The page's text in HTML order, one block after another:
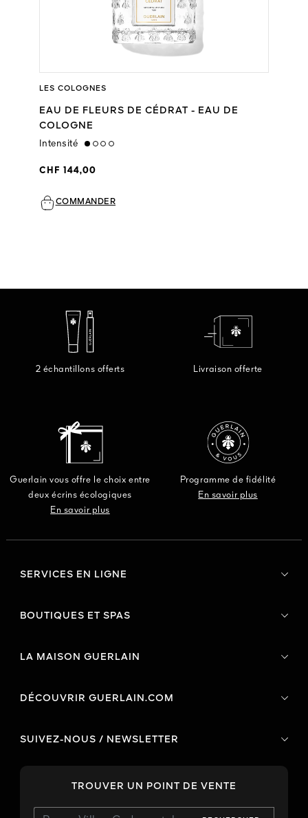
LES COLOGNES
EAU DE FLEURS DE CÉDRAT - EAU DE
COLOGNE
Intensité low
CHF 144,00
COMMANDER
2 échantillons offerts Livraison offerte
Guerlain vous offre le choix entre
deux écrins écologiques
En savoir plus
Programme de fidélité
En savoir plus
SERVICES EN LIGNE
BOUTIQUES ET SPAS
LA MAISON GUERLAIN
DÉCOUVRIR GUERLAIN.COM
SUIVEZ-NOUS / NEWSLETTER
TROUVER UN POINT DE VENTE